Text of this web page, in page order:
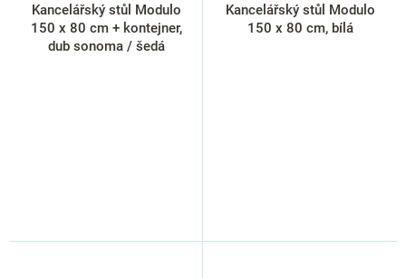
Kancelářský stůl Modulo
150 x 80 cm + kontejner,
dub sonoma / šedá
Kancelářský stůl Modulo
150 x 80 cm, bílá